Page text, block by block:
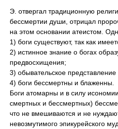
Э. отвергал традиционную
бессмертии души, отрицал
на этом основании атеистом.
1) боги существуют, так как
2) истинное знание о богах
предвосхищения;
3) обывательское
4) боги бессмертны и блаженны.
Боги атомарны и в силу
смертных и бессмертных)
что не вмешиваются и не
невозмутимого эпикурейского